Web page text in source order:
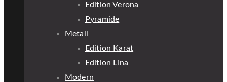
Edition Verona
Pyramide
Metall
Edition Karat
Edition Lina
Modern